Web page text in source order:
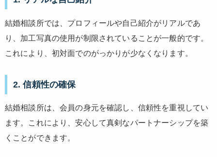
結婚相談所では、プロフィールや自己紹介がリアルであ
り、加工写真の使用が制限されていることが一般的です。
これにより、初対面でのがっかりが少なくなります。
2.信頼性の確保
結婚相談所は、会員の身元を確認し、信頼性を重視してい
ます。これにより、安心して真剣なパートナーシップを築
くことができます。